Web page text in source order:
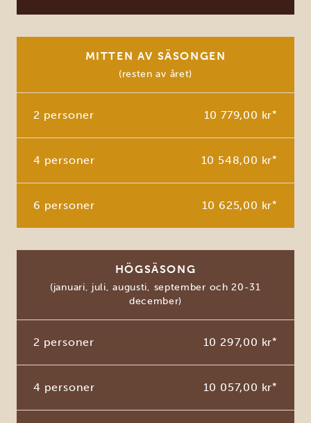
MITTEN AV SÄSONGEN
(resten av året)
2 personer 10 779,00 kr*
4 personer 10 548,00 kr*
6 personer 10 625,00 kr*
HÖGSÄSONG
(januari, juli, augusti, september och 20-31
december)
2 personer 10 297,00 kr*
4 personer 10 057,00 kr*